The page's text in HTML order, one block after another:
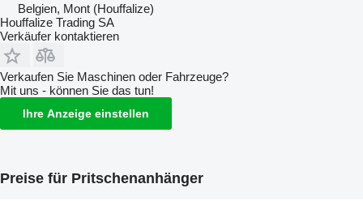
Belgien, Mont (Houffalize)
Houffalize Trading SA
Verkäufer kontaktieren
Verkaufen Sie Maschinen oder Fahrzeuge?
Mit uns - können Sie das tun!
Ihre Anzeige einstellen
Preise für Pritschenanhänger